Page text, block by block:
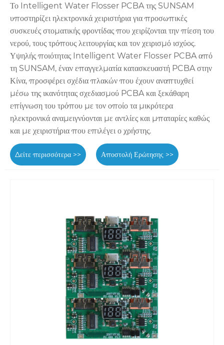
Το Intelligent Water Flosser PCBA της SUNSAM
υποστηρίζει ηλεκτρονικά χειριστήρια για προσωπικές
συσκευές στοματικής φροντίδας που χειρίζονται την πίεση του
νερού, τους τρόπους λειτουργίας και τον χειρισμό ισχύος.
Υψηλής ποιότητας Intelligent Water Flosser PCBA από
τη SUNSAM, έναν επαγγελματία κατασκευαστή PCBA στην
Κίνα, προσφέρει σχέδια πλακών που έχουν αναπτυχθεί
μέσω της ικανότητας σχεδιασμού PCBA και ξεκάθαρη
επίγνωση του τρόπου με τον οποίο τα μικρότερα
ηλεκτρονικά αναμειγνύονται με αντλίες και μπαταρίες καθώς
και με χειριστήρια που επιλέγει ο χρήστης.
Δείτε περισσότερα >> Αποστολή Ερώτησης >>